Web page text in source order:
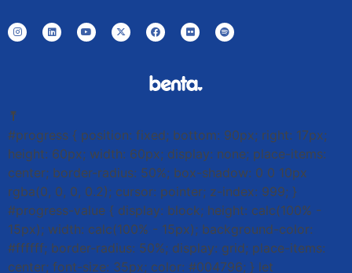
⤒
#progress { position: fixed; bottom: 90px; right: 17px;
height: 60px; width: 60px; display: none; place-items:
center; border-radius: 50%; box-shadow: 0 0 10px
rgba(0, 0, 0, 0.2); cursor: pointer; z-index: 999; }
#progress-value { display: block; height: calc(100% -
15px); width: calc(100% - 15px); background-color:
#ffffff; border-radius: 50%; display: grid; place-items:
center; font-size: 35px; color: #004796; } let